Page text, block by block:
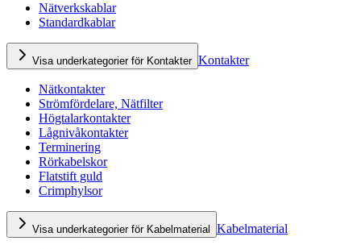
Nätverkskablar
Standardkablar
Visa underkategorier för Kontakter Kontakter
Nätkontakter
Strömfördelare, Nätfilter
Högtalarkontakter
Lågnivåkontakter
Terminering
Rörkabelskor
Flatstift guld
Crimphylsor
Visa underkategorier för Kabelmaterial Kabelmaterial